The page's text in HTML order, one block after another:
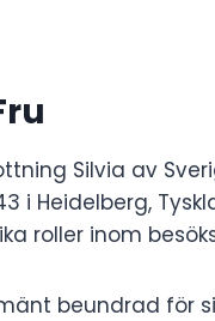
Silvia av
i Heidelberg,
roller inom
beundrad för